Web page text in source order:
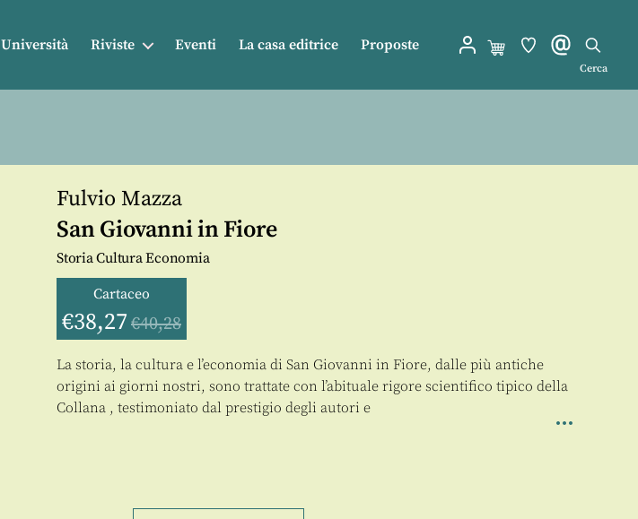
Università Riviste Eventi La casa editrice Proposte
Cerca
Fulvio Mazza
San Giovanni in Fiore
Storia Cultura Economia
Cartaceo
€38,27 €40,28
La storia, la cultura e l’economia di San Giovanni in Fiore, dalle più antiche
origini ai giorni nostri, sono trattate con l’abituale rigore scientifico tipico della
Collana , testimoniato dal prestigio degli autori e